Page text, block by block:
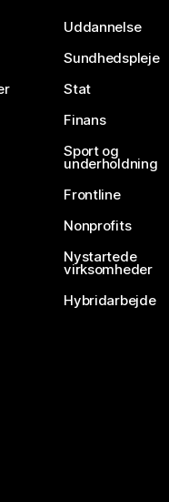
Uddannelse
Sundhedspleje
Stat
Finans
Sport og
underholdning
Frontline
Nonprofits
Nystartede
virksomheder
Hybridarbejde